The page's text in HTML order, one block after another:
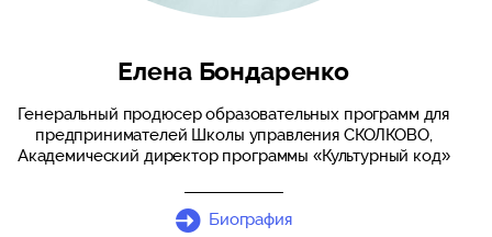
Елена Бондаренко
Генеральный продюсер образовательных программ для
предпринимателей Школы управления СКОЛКОВО,
Академический директор программы «Культурный код»
Биография